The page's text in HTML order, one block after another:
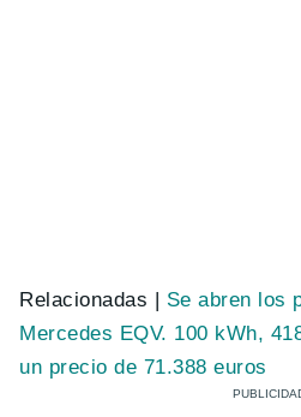
Relacionadas | Se abren los
Mercedes EQV. 100 kWh,
un precio de 71.388 euros